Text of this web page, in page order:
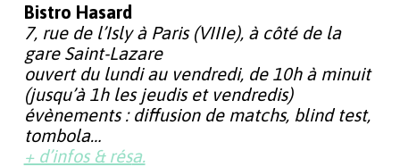
Bistro Hasard
7, rue de l’Isly à Paris (VIIIe), à côté de la
gare Saint-Lazare
ouvert du lundi au vendredi, de 10h à minuit
(jusqu’à 1h les jeudis et vendredis)
évènements : diffusion de matchs, blind test,
tombola…
+ d’infos & résa.